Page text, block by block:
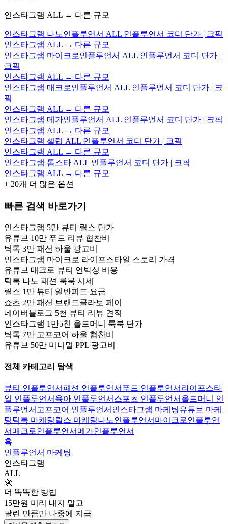
인스타그램 ALL → 다른 규모
인스타그램 나노인플루언서 ALL 인플루언서 코디 단가 | 크픽
인스타그램 ALL → 다른 규모
인스타그램 마이크로인플루언서 ALL 인플루언서 코디 단가 |
크픽
인스타그램 ALL → 다른 규모
인스타그램 매크로인플루언서 ALL 인플루언서 코디 단가 | 크
픽
인스타그램 ALL → 다른 규모
인스타그램 메가인플루언서 ALL 인플루언서 코디 단가 | 크픽
인스타그램 ALL → 다른 규모
인스타그램 셀럽 ALL 인플루언서 코디 단가 | 크픽
인스타그램 ALL → 다른 규모
인스타그램 톱스타 ALL 인플루언서 코디 단가 | 크픽
인스타그램 ALL → 다른 규모
+ 20개 더 많은 옵션
빠른 검색 바로가기
인스타그램 5만 뷰티 릴스 단가
유튜브 10만 푸드 리뷰 협찬비
틱톡 3만 패션 하울 광고비
인스타그램 마이크로 라이프스타일 스토리 가격
유튜브 매크로 뷰티 언박싱 비용
틱톡 나노 패션 룩북 시세
릴스 1만 뷰티 일반피드 요금
쇼츠 2만 패션 브랜드콜라보 페이
네이버블로그 5천 뷰티 리뷰 견적
인스타그램 1만5천 올드머니 룩북 단가
틱톡 7만 고프코어 하울 협찬비
유튜브 50만 미니멀 PPL 광고비
전체 카테고리 탐색
뷰티 인플루언서패션 인플루언서 푸드 인플루언서 라이프스타
일 인플루언서 육아 인플루언서 스포츠 인플루언서 올드머니 인
플루언서 고프코어 인플루언서 인스타그램 마케팅유튜브 마케
팅틱톡 마케팅 릴스 마케팅나노인플루언서 마이크로인플루언
서 매크로인플루언서 메가인플루언서
홈
인플루언서 마케팅
인스타그램
ALL
🚀
더 똑똑한 방법
15만원 미리 내지 말고
팔린 만큼만 나중에 지급